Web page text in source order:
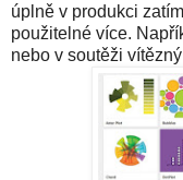
úplně v produkci
použitelné více.
nebo v soutěži